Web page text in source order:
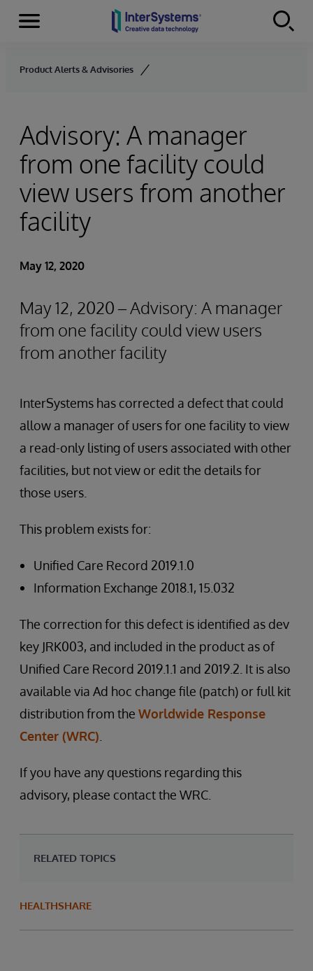
Skip to content
Menu
Product Alerts & Advisories
Advisory: A manager
from one facility could
view users from another
facility
May 12, 2020
May 12, 2020 – Advisory: A manager
from one facility could view users
from another facility
InterSystems has corrected a defect that could
allow a manager of users for one facility to view
a read-only listing of users associated with other
facilities, but not view or edit the details for
those users.
This problem exists for:
Unified Care Record 2019.1.0
Information Exchange 2018.1, 15.032
The correction for this defect is identified as dev
key JRK003, and included in the product as of
Unified Care Record 2019.1.1 and 2019.2. It is also
available via Ad hoc change file (patch) or full kit
distribution from the Worldwide Response
Center (WRC)
If you have any questions regarding this
advisory, please contact the WRC.
RELATED TOPICS
HEALTHSHARE